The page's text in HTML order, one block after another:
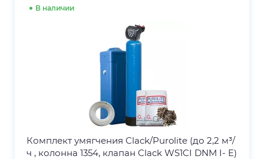
В наличии
Комплект умягчения Clack/Purolite (до 2,2 м³/
ч , колонна 1354, клапан Clack WS1CI DNM I- E)